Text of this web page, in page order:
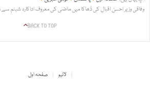
وفاقی وزیر احسن اقبال کی ڈھاکا میں ماضی کی معروف اداکارہ شبنم
BACK TO TOP
صفحہ اول
لائیو